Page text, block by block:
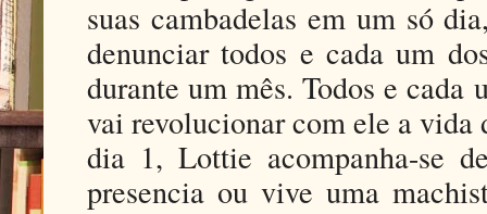
suas cambadelas em um só
denunciar todos e cada um
durante um mês. Todos e cada
vai revolucionar com ele a vida
dia 1, Lottie acompanha-se
presencia ou vive uma